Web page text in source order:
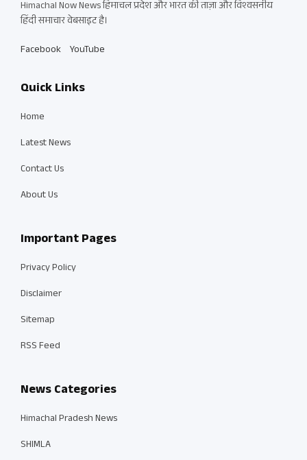
Himachal Now News हिमाचल प्रदेश और भारत की ताज़ा और विश्वसनीय
हिंदी समाचार वेबसाइट है।
Facebook YouTube
Quick Links
Home
Latest News
Contact Us
About Us
Important Pages
Privacy Policy
Disclaimer
Sitemap
RSS Feed
News Categories
Himachal Pradesh News
SHIMLA